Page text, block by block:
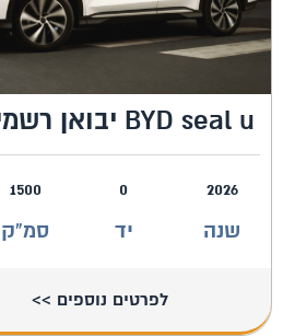
BYD seal u יבואן רשמי
2026
שנה
0
יד
1500
סמ"ק
לפרטים נוספים >>